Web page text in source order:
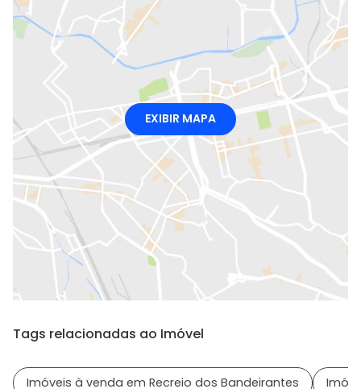
EXIBIR MAPA
Tags relacionadas ao Imóvel
Imóveis à venda em Recreio dos Bandeirantes